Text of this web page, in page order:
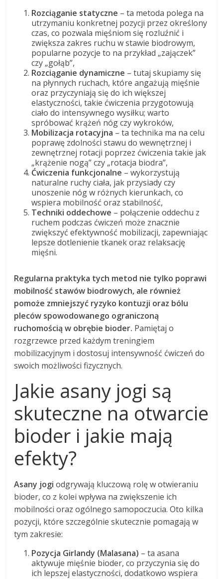
Rozciąganie statyczne – ta metoda polega na
utrzymaniu konkretnej pozycji przez określony
czas, co pozwala mięśniom się rozluźnić i
zwiększa zakres ruchu w stawie biodrowym,
popularne pozycje to na przykład „zajączek”
czy „gołąb”,
Rozciąganie dynamiczne – tutaj skupiamy się
na płynnych ruchach, które angażują mięśnie
oraz przyczyniają się do ich większej
elastyczności, takie ćwiczenia przygotowują
ciało do intensywnego wysiłku; warto
spróbować krążeń nóg czy wykroków,
Mobilizacja rotacyjna – ta technika ma na celu
poprawę zdolności stawu do wewnętrznej i
zewnętrznej rotacji poprzez ćwiczenia takie jak
„krążenie nogą” czy „rotacja biodra”,
Ćwiczenia funkcjonalne – wykorzystują
naturalne ruchy ciała, jak przysiady czy
unoszenie nóg w różnych kierunkach, co
wspiera mobilność oraz stabilność,
Techniki oddechowe – połączenie oddechu z
ruchem podczas ćwiczeń może znacznie
zwiększyć efektywność mobilizacji, zapewniając
lepsze dotlenienie tkanek oraz relaksację
mięśni.
Regularna praktyka tych metod nie tylko poprawi
mobilność stawów biodrowych, ale również
pomoże zmniejszyć ryzyko kontuzji oraz bólu
pleców spowodowanego ograniczoną
ruchomością w obrębie bioder. Pamiętaj o
rozgrzewce przed każdym treningiem
mobilizacyjnym i dostosuj intensywność ćwiczeń do
swoich możliwości fizycznych.
Jakie asany jogi są
skuteczne na otwarcie
bioder i jakie mają
efekty?
Asany jogi odgrywają kluczową rolę w otwieraniu
bioder, co z kolei wpływa na zwiększenie ich
mobilności oraz ogólnego samopoczucia. Oto kilka
pozycji, które szczególnie skutecznie pomagają w
tym zakresie:
Pozycja Girlandy (Malasana) – ta asana
aktywuje mięśnie bioder, co przyczynia się do
ich lepszej elastyczności, dodatkowo wspiera